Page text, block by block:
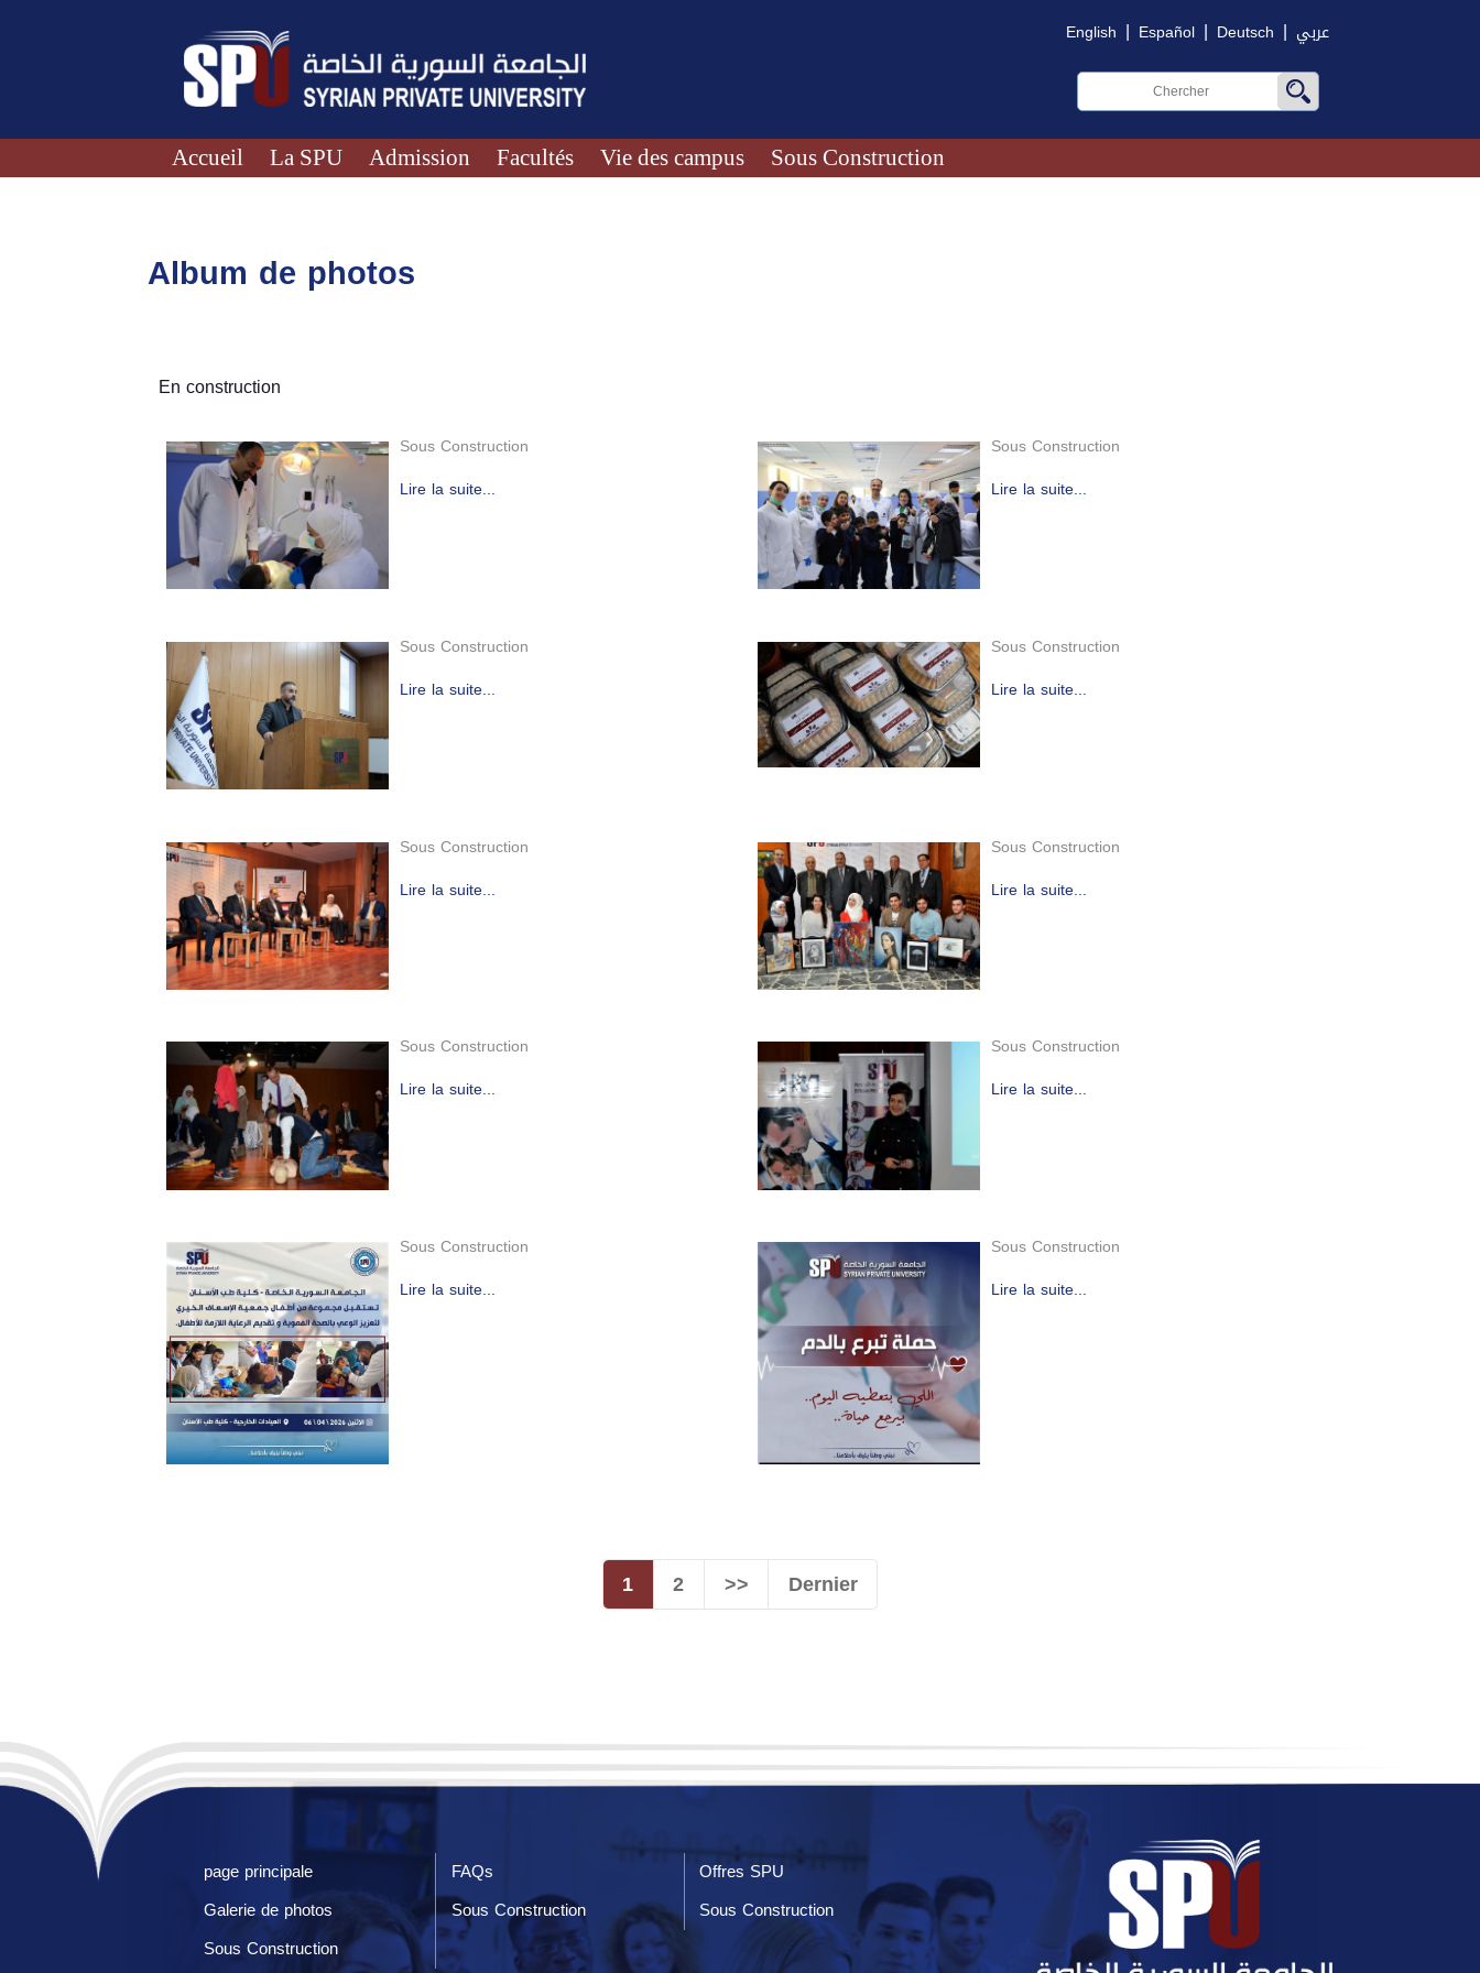
English | Español | Deutsch | عربي
Accueil La SPU Admission Facultés Vie des campus Sous Construction
Album de photos
En construction
Sous Construction
Lire la suite...
Sous Construction
Lire la suite...
Sous Construction
Lire la suite...
Sous Construction
Lire la suite...
Sous Construction
Lire la suite...
Sous Construction
Lire la suite...
Sous Construction
Lire la suite...
Sous Construction
Lire la suite...
Sous Construction
Lire la suite...
Sous Construction
Lire la suite...
1 2 >> Dernier
page principale FAQs
Offres SPU
Galerie de photos
Sous Construction
Sous Construction
Sous Construction